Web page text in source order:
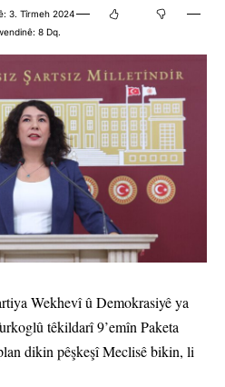
3. Tîrmeh 2024
8 Dq.
Wekhevî û Demokrasiyê ya
têkildarî 9’emîn Paketa
dikin pêşkeşî Meclisê bikin, li